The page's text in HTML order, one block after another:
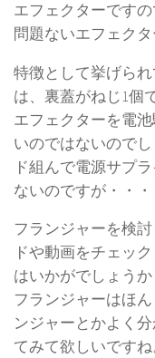
エフェクターです
問題ないエフェクタ
特徴として挙げら
は、裏蓋がねじ1個
エフェクターを電
いのではないので
ド組んで電源サプ
ないのですが・・・
フランジャーを検
ドや動画をチェッ
はいかがでしょうか
フランジャーはほ
ンジャーとかよく
てみて欲しいです